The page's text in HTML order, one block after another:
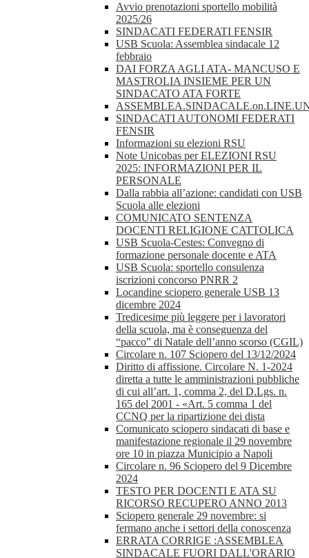
Avvio prenotazioni sportello mobilità
2025/26
SINDACATI FEDERATI FENSIR
USB Scuola: Assemblea sindacale 12
febbraio
DAI FORZA AGLI ATA- MANCUSO E
MASTROLIA INSIEME PER UN
SINDACATO ATA FORTE
SINDACATI AUTONOMI FEDERATI
FENSIR
Informazioni su elezioni RSU
Note Unicobas per ELEZIONI RSU
2025: INFORMAZIONI PER IL
PERSONALE
Dalla rabbia all’azione: candidati con USB
Scuola alle elezioni
COMUNICATO SENTENZA
DOCENTI RELIGIONE CATTOLICA
USB Scuola-Cestes: Convegno di
formazione personale docente e ATA
USB Scuola: sportello consulenza
iscrizioni concorso PNRR 2
Locandine sciopero generale USB 13
dicembre 2024
Tredicesime più leggere per i lavoratori
della scuola, ma è conseguenza del
“pacco” di Natale dell’anno scorso (CGIL)
Circolare n. 107 Sciopero del 13/12/2024
Diritto di affissione. Circolare N. 1-2024
diretta a tutte le amministrazioni pubbliche
di cui all’art. 1, comma 2, del D.Lgs. n.
165 del 2001 - «Art. 5 comma 1 del
CCNQ per la ripartizione dei dista
Comunicato sciopero sindacati di base e
manifestazione regionale il 29 novembre
ore 10 in piazza Municipio a Napoli
Circolare n. 96 Sciopero del 9 Dicembre
2024
TESTO PER DOCENTI E ATA SU
RICORSO RECUPERO ANNO 2013
Sciopero generale 29 novembre: si
fermano anche i settori della conoscenza
ERRATA CORRIGE :ASSEMBLEA
SINDACALE FUORI DALL'ORARIO